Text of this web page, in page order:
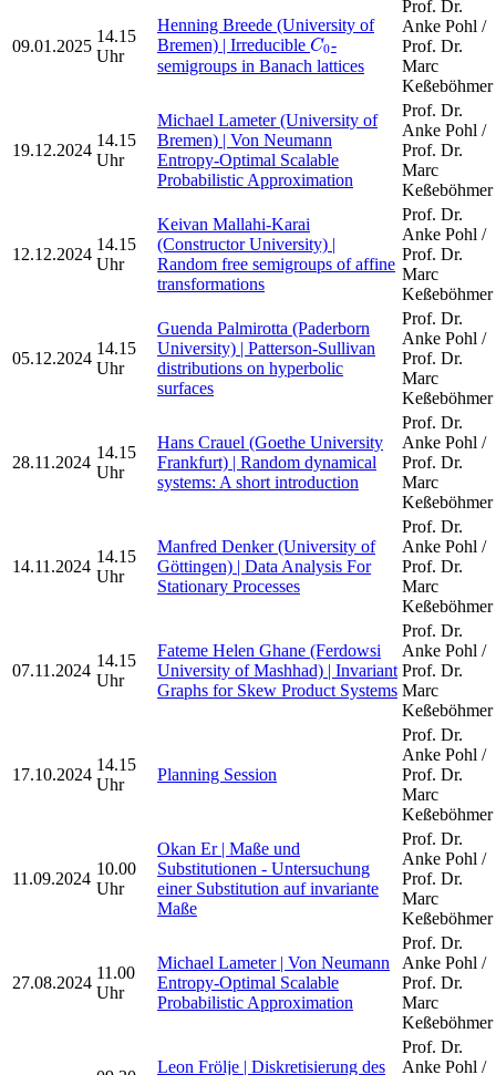
09.01.2025
14.15
Uhr
Henning Breede (University of
Bremen) | Irreducible C0
C0-
semigroups in Banach lattices
Prof. Dr.
Anke Pohl /
Prof. Dr.
Marc
Keßeböhmer
19.12.2024
14.15
Uhr
Michael Lameter (University of
Bremen) | Von Neumann
Entropy-Optimal Scalable
Probabilistic Approximation
Prof. Dr.
Anke Pohl /
Prof. Dr.
Marc
Keßeböhmer
12.12.2024
14.15
Uhr
Keivan Mallahi-Karai
(Constructor University) |
Random free semigroups of affine
transformations
Prof. Dr.
Anke Pohl /
Prof. Dr.
Marc
Keßeböhmer
05.12.2024
14.15
Uhr
Guenda Palmirotta (Paderborn
University) | Patterson-Sullivan
distributions on hyperbolic
surfaces
Prof. Dr.
Anke Pohl /
Prof. Dr.
Marc
Keßeböhmer
28.11.2024
14.15
Uhr
Hans Crauel (Goethe University
Frankfurt) | Random dynamical
systems: A short introduction
Prof. Dr.
Anke Pohl /
Prof. Dr.
Marc
Keßeböhmer
14.11.2024
14.15
Uhr
Manfred Denker (University of
Göttingen) | Data Analysis For
Stationary Processes
Prof. Dr.
Anke Pohl /
Prof. Dr.
Marc
Keßeböhmer
07.11.2024
14.15
Uhr
Fateme Helen Ghane (Ferdowsi
University of Mashhad) | Invariant
Graphs for Skew Product Systems
Prof. Dr.
Anke Pohl /
Prof. Dr.
Marc
Keßeböhmer
17.10.2024
14.15
Uhr
Planning Session
Prof. Dr.
Anke Pohl /
Prof. Dr.
Marc
Keßeböhmer
11.09.2024
10.00
Uhr
Okan Er | Maße und
Substitutionen - Untersuchung
einer Substitution auf invariante
Maße
Prof. Dr.
Anke Pohl /
Prof. Dr.
Marc
Keßeböhmer
27.08.2024
11.00
Uhr
Michael Lameter | Von Neumann
Entropy-Optimal Scalable
Probabilistic Approximation
Prof. Dr.
Anke Pohl /
Prof. Dr.
Marc
Keßeböhmer
Leon Frölje | Diskretisierung des
Prof. Dr.
Anke Pohl /